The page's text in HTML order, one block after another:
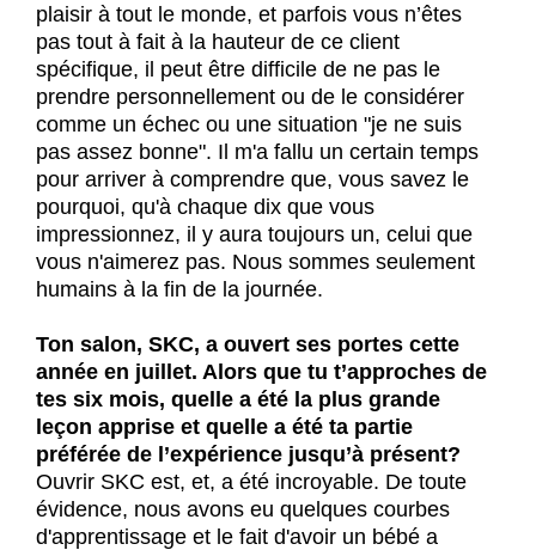
plaisir à tout le monde, et parfois vous n’êtes
pas tout à fait à la hauteur de ce client
spécifique, il peut être difficile de ne pas le
prendre personnellement ou de le considérer
comme un échec ou une situation "je ne suis
pas assez bonne". Il m'a fallu un certain temps
pour arriver à comprendre que, vous savez le
pourquoi, qu'à chaque dix que vous
impressionnez, il y aura toujours un, celui que
vous n'aimerez pas. Nous sommes seulement
humains à la fin de la journée.
Ton salon, SKC, a ouvert ses portes cette
année en juillet. Alors que tu t’approches de
tes six mois, quelle a été la plus grande
leçon apprise et quelle a été ta partie
préférée de l’expérience jusqu’à présent?
Ouvrir SKC est, et, a été incroyable. De toute
évidence, nous avons eu quelques courbes
d'apprentissage et le fait d'avoir un bébé a